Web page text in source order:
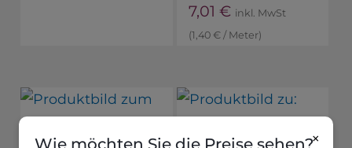
×
Wie möchten Sie die Preise sehen?
7,01 € inkl. MwSt
(1,40 €/ Meter)